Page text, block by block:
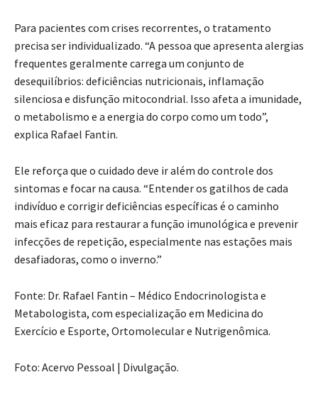
Para pacientes com crises recorrentes, o tratamento
precisa ser individualizado. “A pessoa que apresenta alergias
frequentes geralmente carrega um conjunto de
desequilíbrios: deficiências nutricionais, inflamação
silenciosa e disfunção mitocondrial. Isso afeta a imunidade,
o metabolismo e a energia do corpo como um todo”,
explica Rafael Fantin.
Ele reforça que o cuidado deve ir além do controle dos
sintomas e focar na causa. “Entender os gatilhos de cada
indivíduo e corrigir deficiências específicas é o caminho
mais eficaz para restaurar a função imunológica e prevenir
infecções de repetição, especialmente nas estações mais
desafiadoras, como o inverno.”
Fonte: Dr. Rafael Fantin – Médico Endocrinologista e
Metabologista, com especialização em Medicina do
Exercício e Esporte, Ortomolecular e Nutrigenômica.
Foto: Acervo Pessoal | Divulgação.